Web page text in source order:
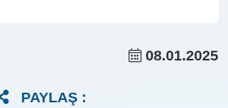
08.01.2025
PAYLAŞ :